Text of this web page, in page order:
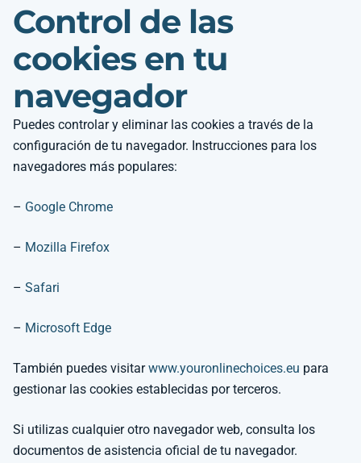
Control de las
cookies en tu
navegador
Puedes controlar y eliminar las cookies a través de la
configuración de tu navegador. Instrucciones para los
navegadores más populares:
– Google Chrome
– Mozilla Firefox
– Safari
– Microsoft Edge
También puedes visitarwww.youronlinechoices.eu para
gestionar las cookies establecidas por terceros.
Si utilizas cualquier otro navegador web, consulta los
documentos de asistencia oficial de tu navegador.